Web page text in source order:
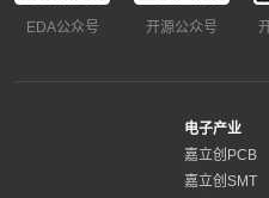
EDA公众号 开源公众号
电子产业
嘉立创PCB
嘉立创SMT